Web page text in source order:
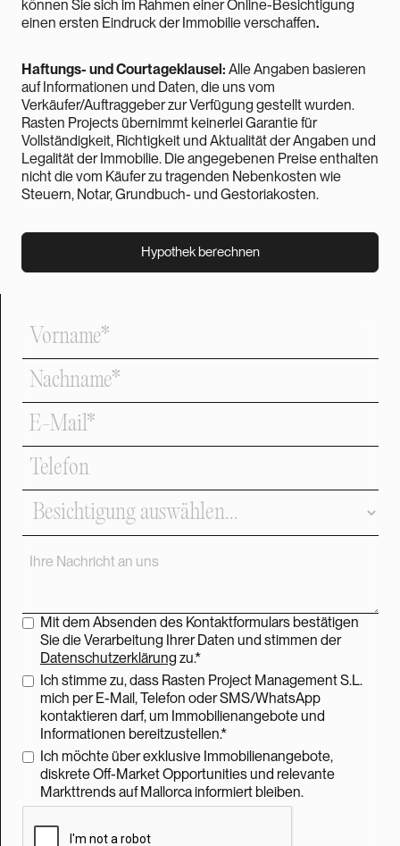
können Sie sich im Rahmen einer Online-Besichtigung
einen ersten Eindruck der Immobilie verschaffen.
Haftungs- und Courtageklausel: Alle Angaben basieren
auf Informationen und Daten, die uns vom
Verkäufer/Auftraggeber zur Verfügung gestellt wurden.
Rasten Projects übernimmt keinerlei Garantie für
Vollständigkeit, Richtigkeit und Aktualität der Angaben und
Legalität der Immobilie. Die angegebenen Preise enthalten
nicht die vom Käufer zu tragenden Nebenkosten wie
Steuern, Notar, Grundbuch- und Gestoriakosten.
Hypothek berechnen
Hypothek berechnen
Mit dem Absenden des Kontaktformulars bestätigen
Sie die Verarbeitung Ihrer Daten und stimmen der
Datenschutzerklärung zu.*
Ich stimme zu, dass Rasten Project Management S.L.
mich per E-Mail, Telefon oder SMS/WhatsApp
kontaktieren darf, um Immobilienangebote und
Informationen bereitzustellen.*
Ich möchte über exklusive Immobilienangebote,
diskrete Off-Market Opportunities und relevante
Markttrends auf Mallorca informiert bleiben.